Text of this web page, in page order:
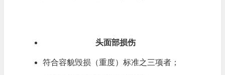
头面部损伤
符合容貌毁损（重度）标准之三项者；